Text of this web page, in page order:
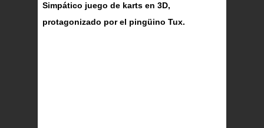
Simpático juego de karts en 3D,
protagonizado por el pingüino Tux.